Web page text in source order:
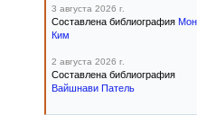
3 августа 2026 г.
Составлена библиография
Ким
2 августа 2026 г.
Составлена библиография
Вайшнави Патель